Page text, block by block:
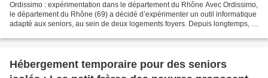
Ordissimo : expérimentation dans le département du Rhône Avec Ordissimo,
le département du Rhône (69) a décidé d’expérimenter un outil informatique
adapté aux seniors, au sein de deux logements foyers. Depuis longtemps, le
Hébergement temporaire pour des seniors